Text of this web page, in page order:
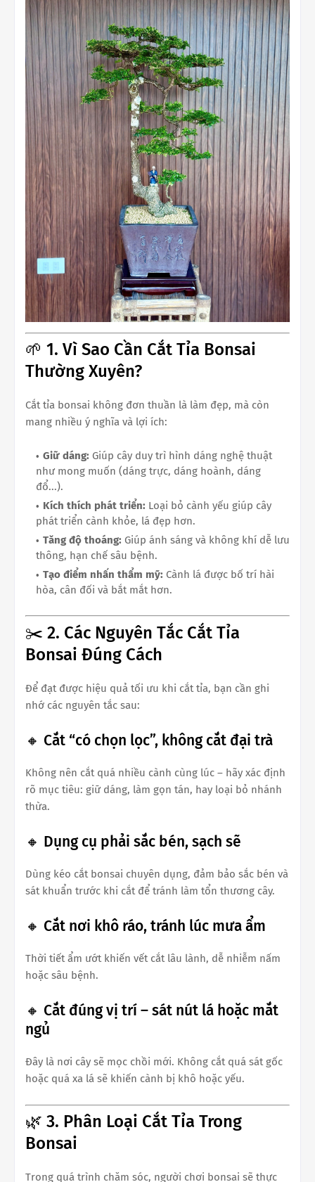
🌱 1. Vì Sao Cần Cắt Tỉa Bonsai
Thường Xuyên?
Cắt tỉa bonsai không đơn thuần là làm đẹp, mà còn
mang nhiều ý nghĩa và lợi ích:
Giữ dáng: Giúp cây duy trì hình dáng nghệ thuật
như mong muốn (dáng trực, dáng hoành, dáng
đổ...).
Kích thích phát triển: Loại bỏ cành yếu giúp cây
phát triển cành khỏe, lá đẹp hơn.
Tăng độ thoáng: Giúp ánh sáng và không khí dễ lưu
thông, hạn chế sâu bệnh.
Tạo điểm nhấn thẩm mỹ: Cành lá được bố trí hài
hòa, cân đối và bắt mắt hơn.
✂️ 2. Các Nguyên Tắc Cắt Tỉa
Bonsai Đúng Cách
Để đạt được hiệu quả tối ưu khi cắt tỉa, bạn cần ghi
nhớ các nguyên tắc sau:
🔸 Cắt “có chọn lọc”, không cắt đại trà
Không nên cắt quá nhiều cành cùng lúc – hãy xác định
rõ mục tiêu: giữ dáng, làm gọn tán, hay loại bỏ nhánh
thừa.
🔸 Dụng cụ phải sắc bén, sạch sẽ
Dùng kéo cắt bonsai chuyên dụng, đảm bảo sắc bén và
sát khuẩn trước khi cắt để tránh làm tổn thương cây.
🔸 Cắt nơi khô ráo, tránh lúc mưa ẩm
Thời tiết ẩm ướt khiến vết cắt lâu lành, dễ nhiễm nấm
hoặc sâu bệnh.
🔸 Cắt đúng vị trí – sát nút lá hoặc mắt
ngủ
Đây là nơi cây sẽ mọc chồi mới. Không cắt quá sát gốc
hoặc quá xa lá sẽ khiến cành bị khô hoặc yếu.
🌿 3. Phân Loại Cắt Tỉa Trong
Bonsai
Trong quá trình chăm sóc, người chơi bonsai sẽ thực